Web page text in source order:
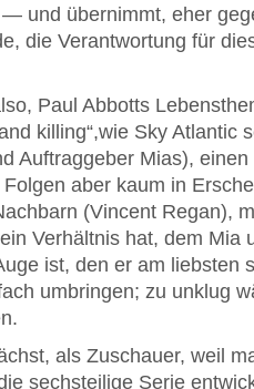
und übernimmt, eher
die Verantwortung für
Paul Abbotts
killing“,wie Sky Atlantic
Auftraggeber Mias),
aber kaum in
(Vincent Regan),
Verhältnis hat, dem Mia
ist, den er am liebsten
umbringen; zu unklug
als Zuschauer, weil
sechsteilige Serie